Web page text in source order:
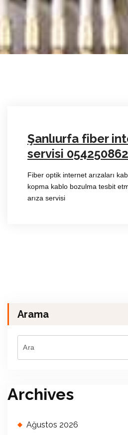
Şanlıurfa fiber
servisi
Fiber optik internet arızaları
kopma kablo bozulma tesbit
arıza servisi
Arama
Archives
Ağustos 2026